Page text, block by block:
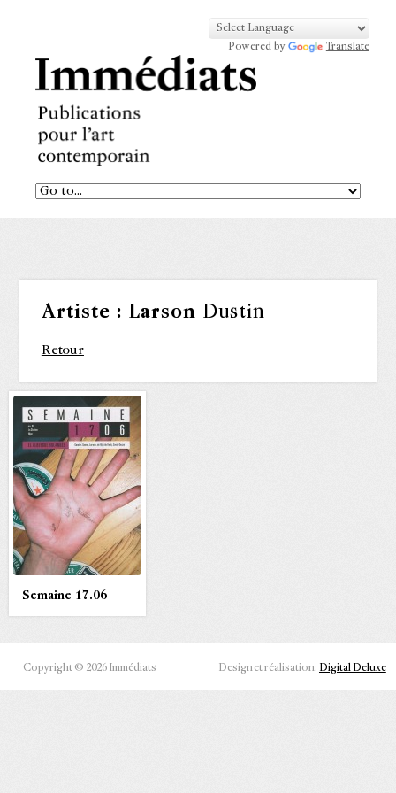
Powered by Translate
Artiste : Larson Dustin
Retour
Semaine 17.06
Copyright © 2026 Immédiats Design et réalisation: Digital Deluxe